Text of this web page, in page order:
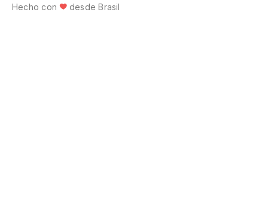
Hecho con
desde Brasil